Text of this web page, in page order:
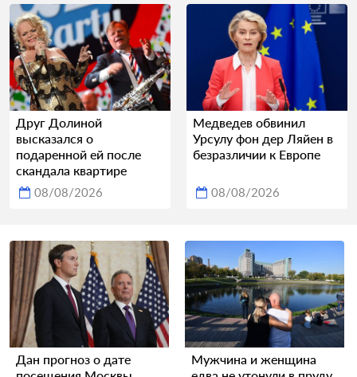
Друг Долиной
высказался о
подаренной ей после
скандала квартире
08/08/2026
Медведев обвинил
Урсулу фон дер Ляйен в
безразличии к Европе
08/08/2026
Дан прогноз о дате
Мужчина и женщина